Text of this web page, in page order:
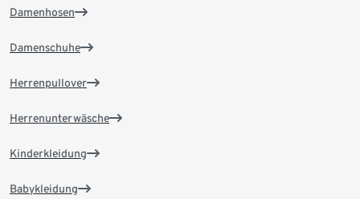
Damenhosen
Damenschuhe
Herrenpullover
Herrenunterwäsche
Kinderkleidung
Babykleidung